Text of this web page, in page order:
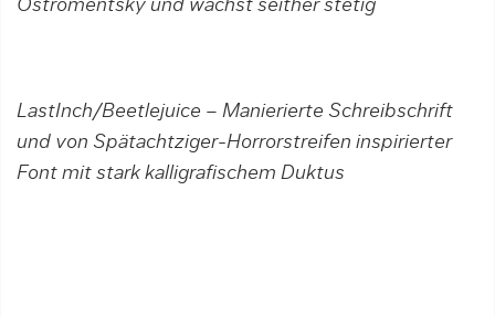
Ostromentsky und wächst seither stetig
LastInch/Beetlejuice – Manierierte Schreibschrift
und von Spätachtziger-Horrorstreifen inspirierter
Font mit stark kalligrafischem Duktus